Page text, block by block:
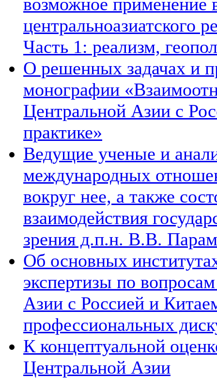
центральноазиатского
Часть 1: реализм,
О решенных задачах и
монографии
Центральной Азии с
практике»
Ведущие ученые и
международных
вокруг нее, а также
взаимодействия
зрения д.п.н. В.В.
Об основных
экспертизы по
Азии с Россией и
профессиональных
К концептуальной
Центральной Азии